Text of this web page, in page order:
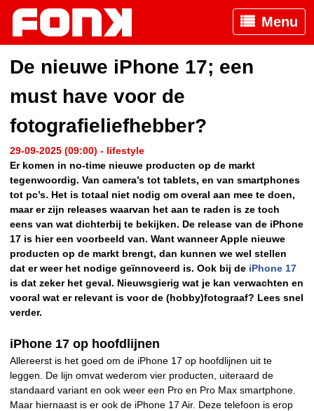
Menu
De nieuwe iPhone 17; een
must have voor de
fotografieliefhebber?
29-09-2025 (09:00) - lifestyle
Er komen in no-time nieuwe producten op de markt
tegenwoordig. Van camera’s tot tablets, en van smartphones
tot pc’s. Het is totaal niet nodig om overal aan mee te doen,
maar er zijn releases waarvan het aan te raden is ze toch
eens van wat dichterbij te bekijken. De release van de iPhone
17 is hier een voorbeeld van. Want wanneer Apple nieuwe
producten op de markt brengt, dan kunnen we wel stellen
dat er weer het nodige geïnnoveerd is. Ook bij de iPhone 17
is dat zeker het geval. Nieuwsgierig wat je kan verwachten en
vooral wat er relevant is voor de (hobby)fotograaf? Lees snel
verder.
iPhone 17 op hoofdlijnen
Allereerst is het goed om de iPhone 17 op hoofdlijnen uit te
leggen. De lijn omvat wederom vier producten, uiteraard de
standaard variant en ook weer een Pro en Pro Max smartphone.
Maar hiernaast is er ook de iPhone 17 Air. Deze telefoon is erop